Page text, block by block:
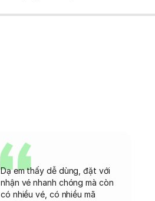
Dạ em thấy dễ dùng, đặt với
nhận vé nhanh chóng mà còn
có nhiều vé, có nhiều mã